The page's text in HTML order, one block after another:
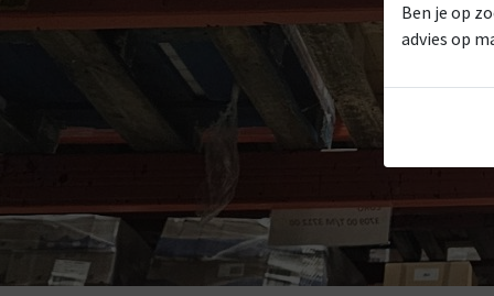
Ben je op
advies op